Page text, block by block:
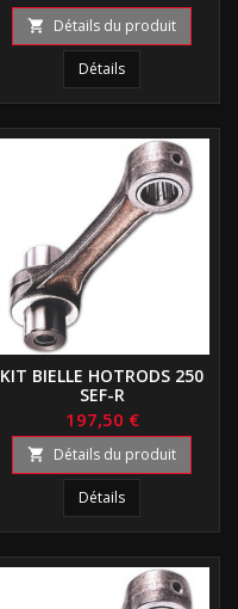
 Détails du produit
Détails
KIT BIELLE HOTRODS 250
SEF-R
197,50 €
 Détails du produit
Détails